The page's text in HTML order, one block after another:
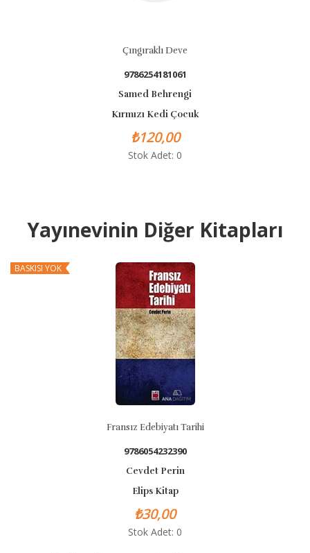
Çıngıraklı Deve
9786254181061
Samed Behrengi
Kırmızı Kedi Çocuk
₺120,00
Stok Adet: 0
Yayınevinin Diğer Kitapları
BASKISI YOK
Fransız Edebiyatı Tarihi
9786054232390
Cevdet Perin
Elips Kitap
₺30,00
Stok Adet: 0